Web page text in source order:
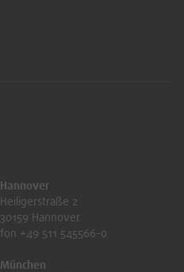
Hannover
Heiligerstraße 2
30159 Hannover
fon +49 511 545566-0
München